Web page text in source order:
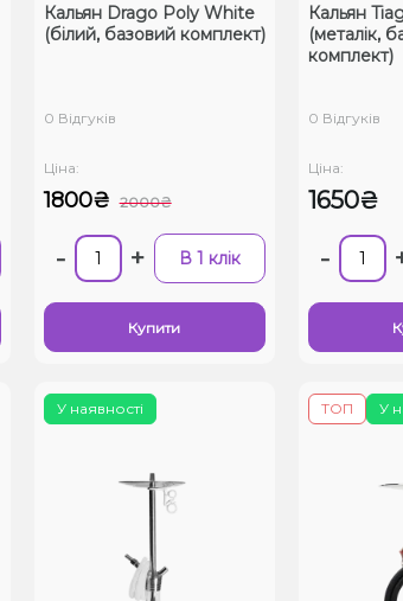
Кальян Drago Poly White
(білий, базовий комплект)
0 Відгуків
Ціна:
1800₴ 2000₴
- + В 1 клік
Купити
Кальян
(металік,
комплект)
0 Відгуків
Ціна:
1650₴
-
У наявності У
ТОП